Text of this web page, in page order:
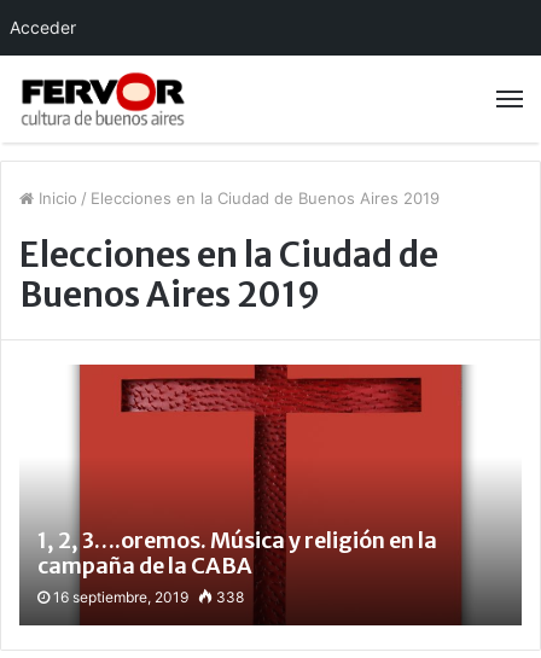
Inicio / Elecciones en la Ciudad de Buenos Aires 2019
Elecciones en la Ciudad de
Buenos Aires 2019
1, 2, 3….oremos. Música y religión en la
campaña de la CABA
16 septiembre, 2019 338
Acceder